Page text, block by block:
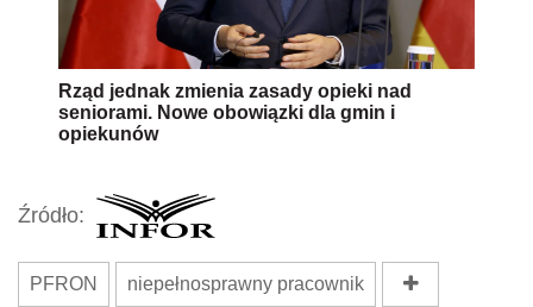
Rząd jednak zmienia zasady opieki nad
seniorami. Nowe obowiązki dla gmin i
opiekunów
Źródło:
PFRON niepełnosprawny pracownik